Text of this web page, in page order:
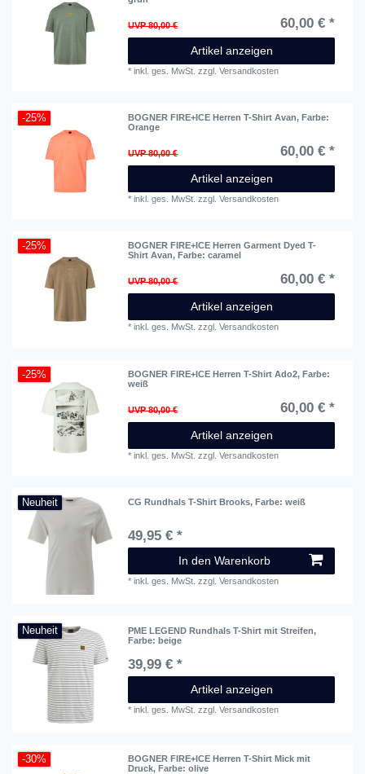
UVP 80,00 € 60,00 € *
Artikel anzeigen
*inkl. ges. MwSt. zzgl.Versandkosten
-25% BOGNER FIRE+ICE Herren T-Shirt Avan, Farbe:
Orange
UVP 80,00 € 60,00 € *
Artikel anzeigen
*inkl. ges. MwSt. zzgl.Versandkosten
-25%
BOGNER FIRE+ICE Herren Garment Dyed T-
Shirt Avan, Farbe: caramel
UVP 80,00 € 60,00 € *
Artikel anzeigen
*inkl. ges. MwSt. zzgl.Versandkosten
-25% BOGNER FIRE+ICE Herren T-Shirt Ado2, Farbe:
weiß
UVP 80,00 € 60,00 € *
Artikel anzeigen
*inkl. ges. MwSt. zzgl.Versandkosten
Neuheit CG Rundhals T-Shirt Brooks, Farbe: weiß
49,95 € *
In den Warenkorb
*inkl. ges. MwSt. zzgl.Versandkosten
Neuheit PME LEGEND Rundhals T-Shirt mit Streifen,
Farbe: beige
39,99 € *
Artikel anzeigen
*inkl. ges. MwSt. zzgl.Versandkosten
-30%
BOGNER FIRE+ICE Herren T-Shirt Mick mit
Druck, Farbe: olive